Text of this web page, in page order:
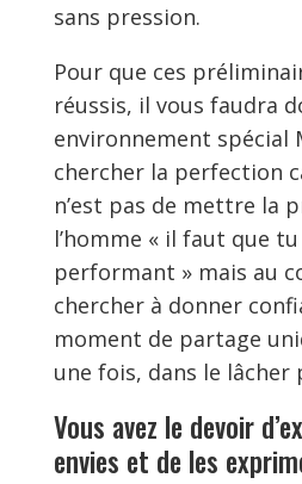
sans pression.
Pour que ces
réussis, il vous faudra
environnement spécial
chercher la perfection
n’est pas de mettre la
l’homme « il faut que
performant » mais au
chercher à donner
moment de partage
une fois, dans le lâcher
Vous avez le devoir
envies et de les